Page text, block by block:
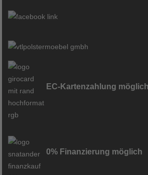
EC-Kartenzahlung möglich
0% Finanzierung möglich